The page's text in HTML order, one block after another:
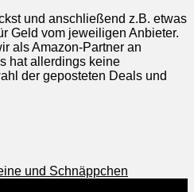
und anschließend z.B. etwas
Geld vom jeweiligen Anbieter.
als Amazon-Partner an
hat allerdings keine
der geposteten Deals und